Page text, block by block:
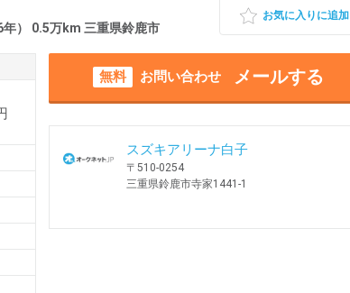
） 0.5万km 三重県鈴鹿市
お気に入りに追加
無料 お問い合わせ メールする
スズキアリーナ白子
〒510-0254
三重県鈴鹿市寺家1441-1